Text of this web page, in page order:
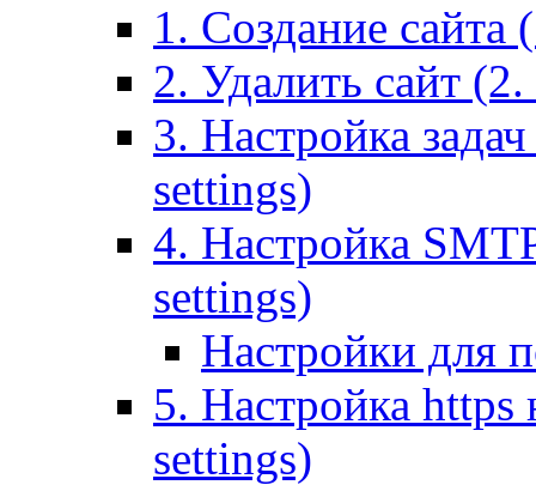
1. Создание сайта
2. Удалить сайт
3. Настройка
settings)
4. Настройка
settings)
Настройки для
5. Настройка https
settings)